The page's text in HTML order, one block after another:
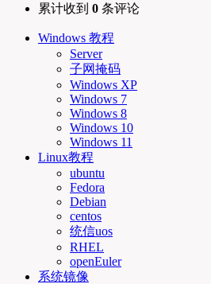
累计收到 0 条评论
Windows 教程
Server
子网掩码
Windows XP
Windows 7
Windows 8
Windows 10
Windows 11
Linux教程
ubuntu
Fedora
Debian
centos
统信uos
RHEL
openEuler
系统镜像